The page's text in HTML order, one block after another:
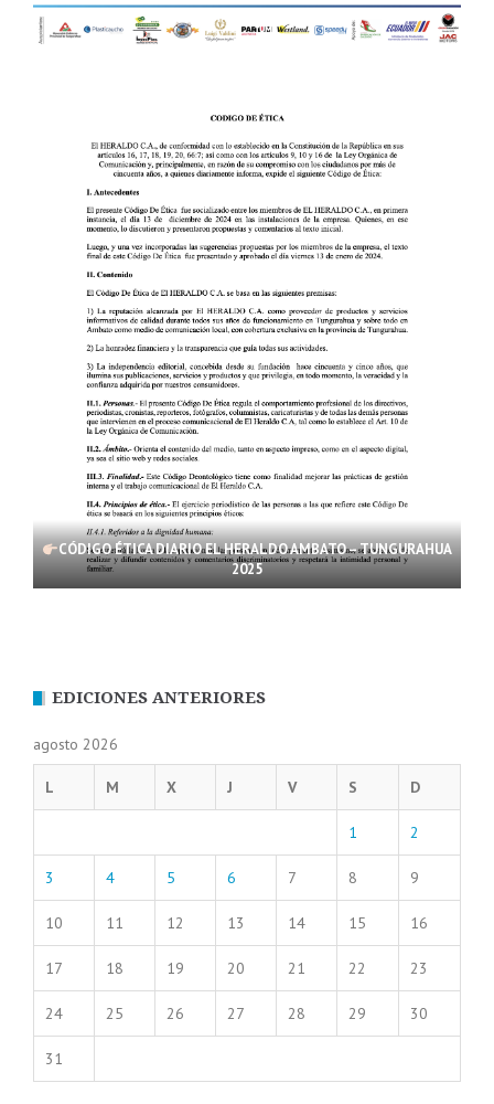
CÓDIGO ÉTICA DIARIO EL HERALDO AMBATO – TUNGURAHUA
2025
EDICIONES ANTERIORES
agosto 2026
L M X J V S D
1 2
3 4 5 6 7 8 9
10 11 12 13 14 15 16
17 18 19 20 21 22 23
24 25 26 27 28 29 30
31